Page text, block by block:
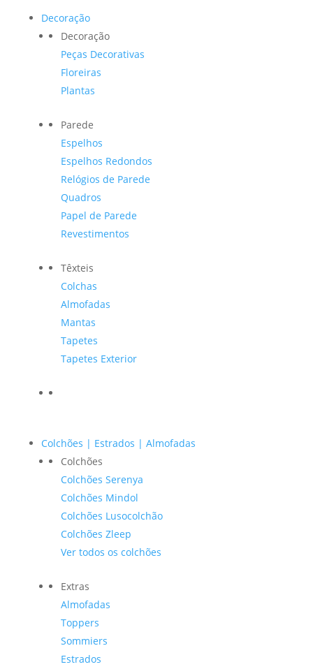
Decoração
Decoração
Peças Decorativas
Floreiras
Plantas
Parede
Espelhos
Espelhos Redondos
Relógios de Parede
Quadros
Papel de Parede
Revestimentos
Têxteis
Colchas
Almofadas
Mantas
Tapetes
Tapetes Exterior
Colchões | Estrados | Almofadas
Colchões
Colchões Serenya
Colchões Mindol
Colchões Lusocolchão
Colchões Zleep
Ver todos os colchões
Extras
Almofadas
Toppers
Sommiers
Estrados